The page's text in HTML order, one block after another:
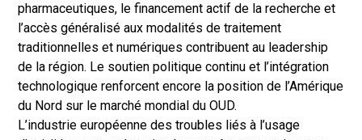
pharmaceutiques, le financement actif de la recherche et
l’accès généralisé aux modalités de traitement
traditionnelles et numériques contribuent au leadership
de la région. Le soutien politique continu et l’intégration
technologique renforcent encore la position de l’Amérique
du Nord sur le marché mondial du OUD.
L’industrie européenne des troubles liés à l’usage